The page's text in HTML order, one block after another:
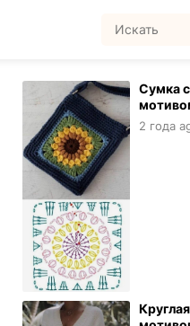
Сумка
2 года